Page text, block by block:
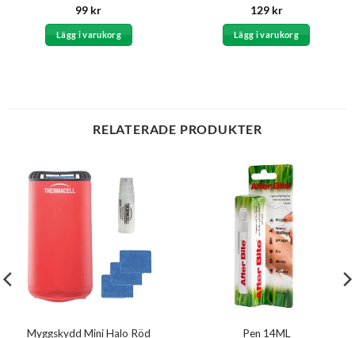
Betygsatt
4.6av 5
99 kr
Lägg i varukorg
Betygsatt
4.6av 5
129 kr
Lägg i varukorg
RELATERADE PRODUKTER
Myggskydd Mini Halo Röd
Pen 14ML